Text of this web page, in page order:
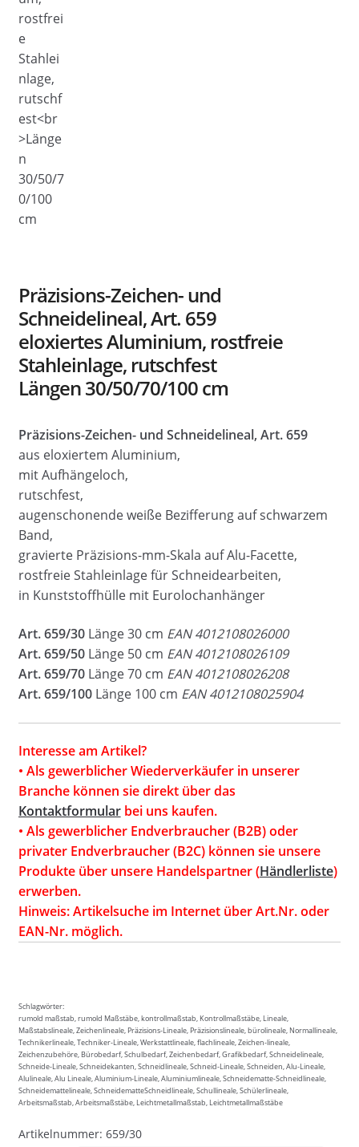
Präzisions-Zeichen- und
Schneidelineal, Art. 659
eloxiertes Aluminium, rostfreie
Stahleinlage, rutschfest
Längen 30/50/70/100 cm
Präzisions-Zeichen- und Schneidelineal, Art. 659
aus eloxiertem Aluminium,
mit Aufhängeloch,
rutschfest,
augenschonende weiße Bezifferung auf schwarzem
Band,
gravierte Präzisions-mm-Skala auf Alu-Facette,
rostfreie Stahleinlage für Schneidearbeiten,
in Kunststoffhülle mit Eurolochanhänger
Art. 659/30 Länge 30 cm EAN 4012108026000
Art. 659/50 Länge 50 cm EAN 4012108026109
Art. 659/70 Länge 70 cm EAN 4012108026208
Art. 659/100 Länge 100 cm EAN 4012108025904
Interesse am Artikel?
• Als gewerblicher Wiederverkäufer in unserer
Branche können sie direkt über das
Kontaktformularbei uns kaufen.
• Als gewerblicher Endverbraucher (B2B) oder
privater Endverbraucher (B2C) können sie unsere
Produkte über unsere Handelspartner (Händlerliste)
erwerben.
Hinweis: Artikelsuche im Internet über Art.Nr. oder
EAN-Nr. möglich.
Schlagwörter:
rumold maßstab, rumold Maßstäbe, kontrollmaßstab, Kontrollmaßstäbe, Lineale,
Maßstabslineale, Zeichenlineale, Präzisions-Lineale, Präzisionslineale, bürolineale, Normallineale,
Technikerlineale, Techniker-Lineale, Werkstattlineale, flachlineale, Zeichen-lineale,
Zeichenzubehöre, Bürobedarf, Schulbedarf, Zeichenbedarf, Grafikbedarf, Schneidelineale,
Schneide-Lineale, Schneidekanten, Schneidlineale, Schneid-Lineale, Schneiden, Alu-Lineale,
Alulineale, Alu Lineale, Aluminium-Lineale, Aluminiumlineale, Schneidematte-Schneidlineale,
Schneidemattelineale, SchneidematteSchneidlineale, Schullineale, Schülerlineale,
Arbeitsmaßstab, Arbeitsmaßstäbe, Leichtmetallmaßstab, Leichtmetallmaßstäbe
Artikelnummer: 659/30